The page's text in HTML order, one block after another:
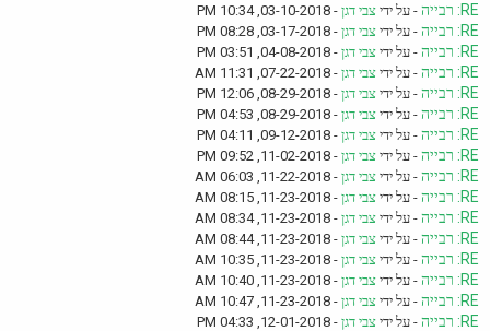
RE: רבייה - על ידי צבי דגן - 03-10-2018, 10:34 PM
RE: רבייה - על ידי צבי דגן - 03-17-2018, 08:28 PM
RE: רבייה - על ידי צבי דגן - 04-08-2018, 03:51 PM
RE: רבייה - על ידי צבי דגן - 07-22-2018, 11:31 AM
RE: רבייה - על ידי צבי דגן - 08-29-2018, 12:06 PM
RE: רבייה - על ידי צבי דגן - 08-29-2018, 04:53 PM
RE: רבייה - על ידי צבי דגן - 09-12-2018, 04:11 PM
RE: רבייה - על ידי צבי דגן - 11-02-2018, 09:52 PM
RE: רבייה - על ידי צבי דגן - 11-22-2018, 06:03 AM
RE: רבייה - על ידי צבי דגן - 11-23-2018, 08:15 AM
RE: רבייה - על ידי צבי דגן - 11-23-2018, 08:34 AM
RE: רבייה - על ידי צבי דגן - 11-23-2018, 08:44 AM
RE: רבייה - על ידי צבי דגן - 11-23-2018, 10:35 AM
RE: רבייה - על ידי צבי דגן - 11-23-2018, 10:40 AM
RE: רבייה - על ידי צבי דגן - 11-23-2018, 10:47 AM
RE: רבייה - על ידי צבי דגן - 12-01-2018, 04:33 PM